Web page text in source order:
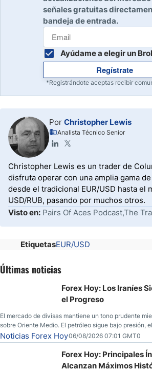
señales gratuitas
bandeja de entrada.
Ayúdame a elegir un
Regístrate
*Registrándote aceptas recibir
Por Christopher Lewis
Analista Técnico Senior
Christopher Lewis es un trader de
disfruta operar con una amplia gama
desde el tradicional EUR/USD hasta el
USD/RUB, pasando por muchos otros.
Visto en: Pairs Of Aces Podcast,The
EtiquetasEUR/USD
Últimas noticias
Forex Hoy: Los Iraníes
el Progreso
El mercado de divisas mantiene un tono prudente
sobre Oriente Medio. El petróleo sigue bajo presión,
y los operadores esperan nuevas referencias
Unidos.
Noticias Forex Hoy06/08/2026 07:01 GMT0
Forex Hoy: Principales
Alcanzan Máximos